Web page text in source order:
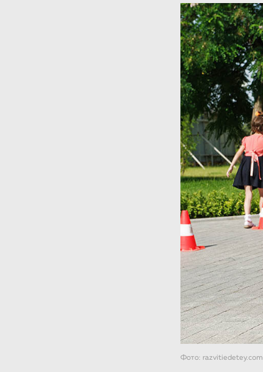
Фото: razvitiedetey.com